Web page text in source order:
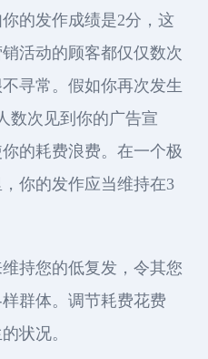
的发作成绩是2分，这
活动的顾客都仅仅数次
寻常。假如你再次发生
数次见到你的广告宣
的耗费浪费。在一个极
你的发作应当维持在3
持您的低复发，令其您
群体。调节耗费花费
状况。